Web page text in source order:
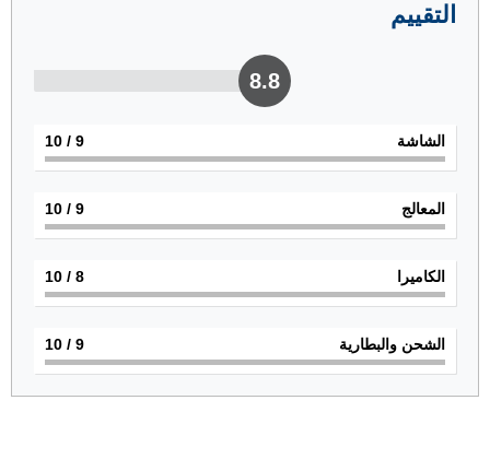
التقييم
8.8
الشاشة 9
/ 10
المعالج 9
/ 10
الكاميرا 8
/ 10
الشحن والبطارية 9
/ 10